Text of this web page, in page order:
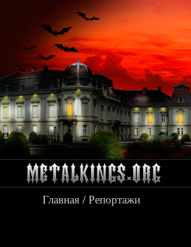
Главная /Репортажи